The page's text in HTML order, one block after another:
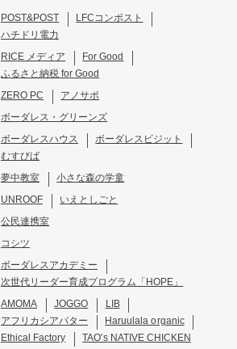
POST&POST
LFCコンポスト
ハチドリ電力
RICE メディア
For Good
ふるさと納税 for Good
ZERO PC アノサポ
ボーダレス・グリーンズ
ボーダレスハウス
ボーダレスビジット
むすびば
夢中教室 小さな森の学童
UNROOF いえとしごと
公民連携室
コシツ
ボーダレスアカデミー
次世代リーダー育成プログラム「HOPE」
AMOMA JOGGO
LIB
アフリカシアバター
Haruulala organic
Ethical Factory
TAO's NATIVE CHICKEN